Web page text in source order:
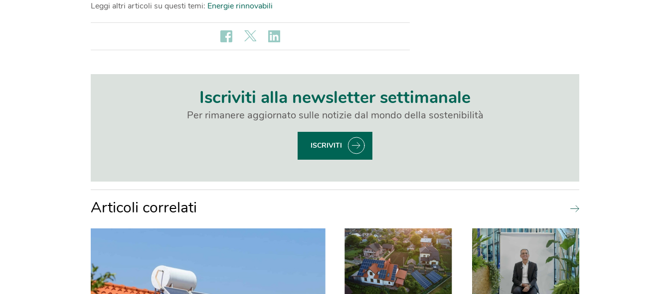
Leggi altri articoli su questi temi: Energie rinnovabili
Iscriviti alla newsletter settimanale
Per rimanere aggiornato sulle notizie dal mondo della sostenibilità
ISCRIVITI
Articoli correlati